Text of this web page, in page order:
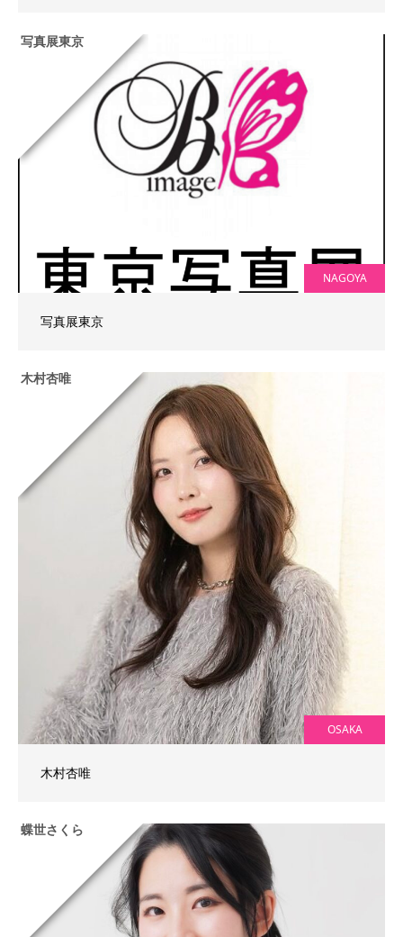
写真展東京
NAGOYA
写真展東京
木村杏唯
OSAKA
木村杏唯
蝶世さくら